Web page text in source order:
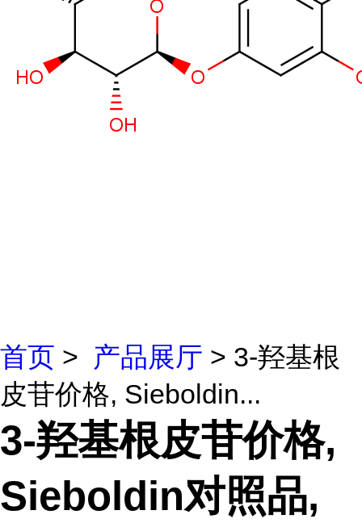
首页 > 产品展厅 > 3-羟基根
皮苷价格, Sieboldin...
3-羟基根皮苷价格,
Sieboldin对照品,